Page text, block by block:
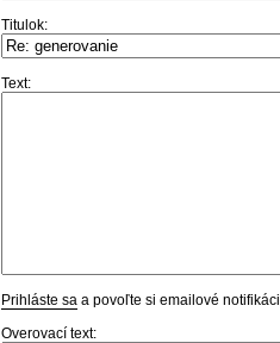
Titulok:
Text:
Prihláste sa a povoľte si emailové
Overovací text: